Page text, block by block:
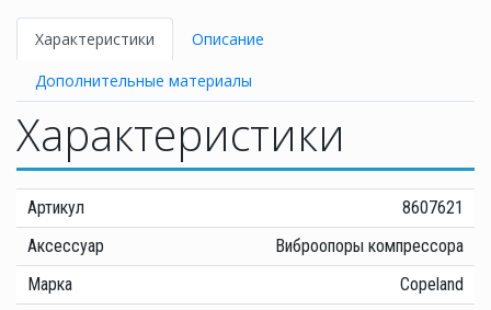
Характеристики
Описание
Дополнительные материалы
Характеристики
Артикул
8607621
Аксессуар
Виброопоры компрессора
Марка
Copeland